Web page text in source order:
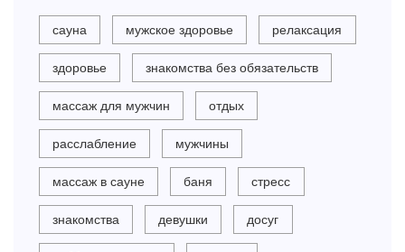
сауна мужское здоровье релаксация
здоровье знакомства без обязательств
массаж для мужчин отдых
расслабление мужчины
массаж в сауне баня стресс
знакомства девушки досуг